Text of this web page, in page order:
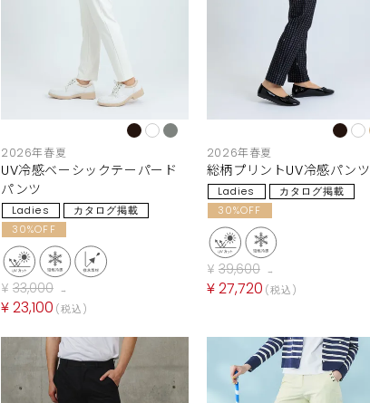
2026年春夏
UV冷感ベーシックテーパード
パンツ
Ladies
カタログ掲載
30%OFF
¥ 33,000 →
¥23,100 税込
2026年春夏
総柄プリントUV冷感パンツ
Ladies
カタログ掲載
30%OFF
¥ 39,600 →
¥27,720 税込